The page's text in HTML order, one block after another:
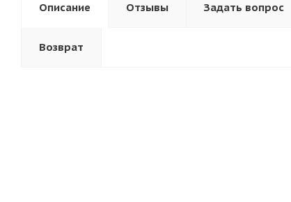
Описание Отзывы Задать вопрос
Возврат